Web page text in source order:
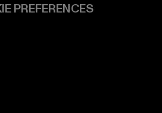
PREFERENCES